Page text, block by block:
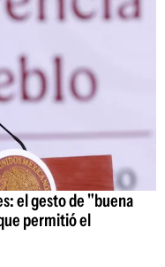
el gesto de "buena
permitió el